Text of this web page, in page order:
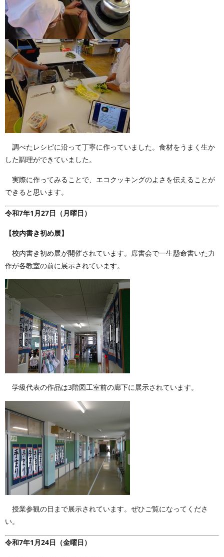
調べたレシピに沿って丁寧に作っていました。食材をうまく生か
した調理ができていました。
実際に作ってみることで、エコクッキングのよさを伝えることが
できると思います。
令和7年1月27日（月曜日）
【校内書き初め展】
校内書き初め展が開催されています。席書会で一生懸命書いた力
作が各教室の前に展示されています。
学級代表の作品は3階図工室前の廊下に展示されています。
授業参観の日まで展示されています。ぜひご覧になってくださ
い。
令和7年1月24日（金曜日）